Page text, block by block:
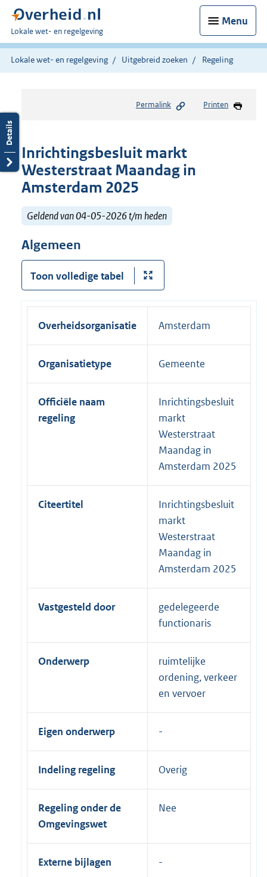
Menu
U
bent
hier:
Lokale wet- en regelgeving
Lokale wet- en regelgeving Uitgebreid zoeken Regeling
Permalink Printen
Inrichtingsbesluit markt
Westerstraat Maandag in
Amsterdam 2025
Geldend van 04-05-2026 t/m heden
Algemeen
Toon volledige tabel
Overheidsorganisatie Amsterdam
Organisatietype Gemeente
Officiële naam
regeling
Inrichtingsbesluit
markt
Westerstraat
Maandag in
Amsterdam 2025
Citeertitel
Inrichtingsbesluit
markt
Westerstraat
Maandag in
Amsterdam 2025
Vastgesteld door
gedelegeerde
functionaris
Onderwerp
ruimtelijke
ordening, verkeer
en vervoer
Eigen onderwerp
Indeling regeling Overig
Regeling onder de
Omgevingswet
Nee
Externe bijlagen